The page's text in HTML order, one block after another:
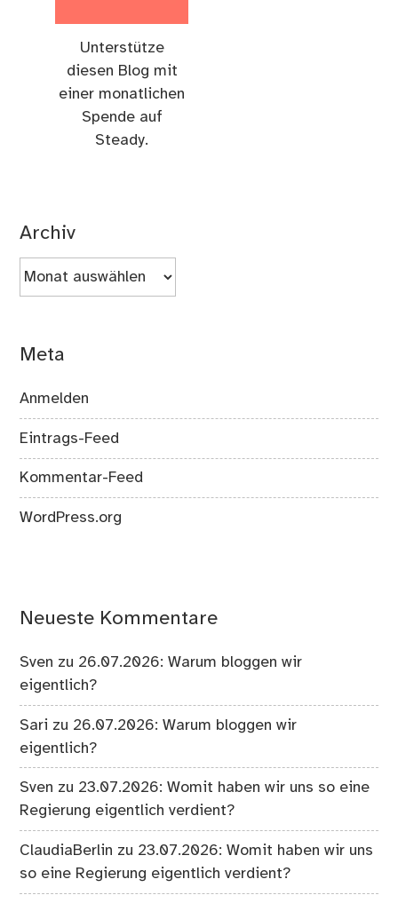
Unterstütze
diesen Blog mit
einer monatlichen
Spende auf
Archiv
Anmelden
Eintrags-Feed
Kommentar-Feed
Svenzu26.07.2026: Warum bloggen wir
eigentlich?
Sarizu26.07.2026: Warum bloggen wir
eigentlich?
Svenzu23.07.2026: Womit haben wir uns so eine
Regierung eigentlich verdient?
ClaudiaBerlinzu23.07.2026: Womit haben wir uns
so eine Regierung eigentlich verdient?